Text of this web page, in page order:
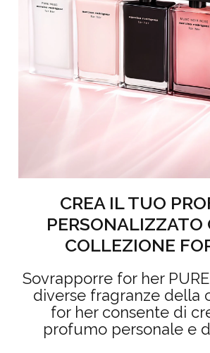
CREA IL TUO
PERSONALIZZATO
COLLEZIONE
Sovrapporre for her
diverse fragranze della
for her consente di
profumo personale e